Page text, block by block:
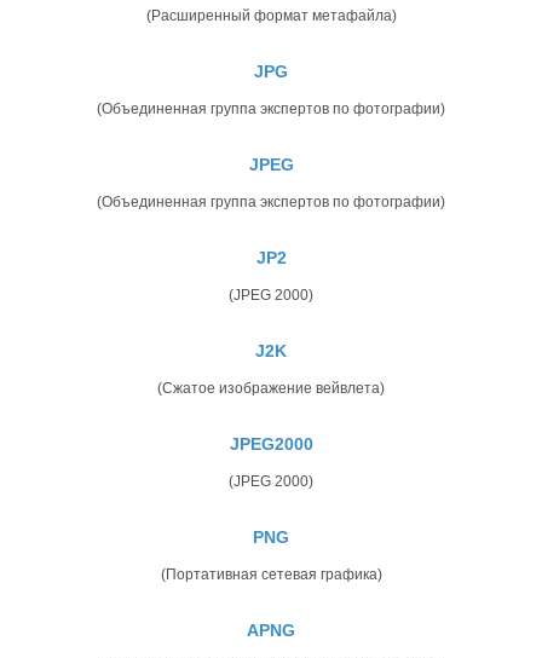
(Расширенный формат метафайла)
JPG
(Объединенная группа экспертов по фотографии)
JPEG
(Объединенная группа экспертов по фотографии)
JP2
(JPEG 2000)
J2K
(Сжатое изображение вейвлета)
JPEG2000
(JPEG 2000)
PNG
(Портативная сетевая графика)
APNG